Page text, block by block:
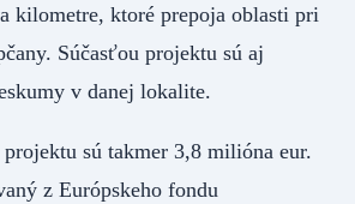
kilometre, ktoré prepoja oblasti pri
Súčasťou projektu sú aj
v danej lokalite.
sú takmer 3,8 milióna eur.
z Európskeho fondu